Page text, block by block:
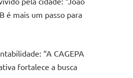
é mais um passo para
“A CAGEPA
fortalece a busca